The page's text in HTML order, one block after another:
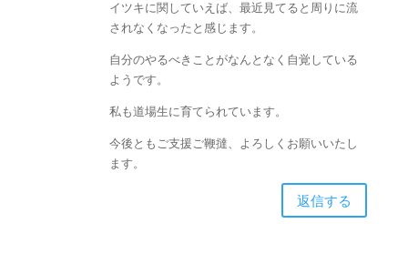
イツキに関していえば、最近見てると周りに流
されなくなったと感じます。
自分のやるべきことがなんとなく自覚している
ようです。
私も道場生に育てられています。
今後ともご支援ご鞭撻、よろしくお願いいたし
ます。
返信する